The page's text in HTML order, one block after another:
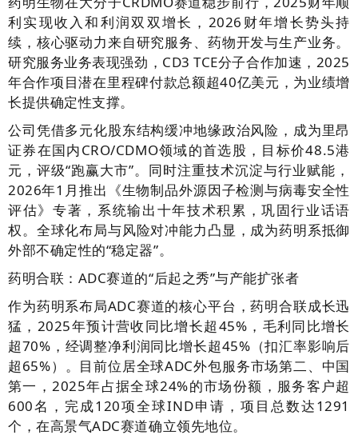
利实现收入和利润双双增长，2026财年增长势头持
续，核心驱动力来自研究服务、药物开发与生产业务。
研究服务业务表现强劲，CD3 TCE分子合作加速，2025
年合作项目潜在里程碑付款总额超40亿美元，为业绩增
长提供确定性支撑。
公司凭借多元化股东结构缓冲地缘政治风险，成为里昂
证券在国内CRO/CDMO领域的首选股，目标价48.5港
元，评级“跑赢大市”。同时注重技术沉淀与行业赋能，
2026年1月推出《生物制品外源因子检测与病毒安全性
评估》专著，系统输出十年技术积累，巩固行业话语
权。全球化布局与风险对冲能力凸显，成为药明系抵御
外部不确定性的“稳定器”。
药明合联：ADC赛道的“后起之秀”与产能扩张者
作为药明系布局ADC赛道的核心平台，药明合联成长迅
猛，2025年预计营收同比增长超45%，毛利同比增长
超70%，经调整净利润同比增长超45%（扣汇率影响后
超65%）。目前位居全球ADC外包服务市场第二、中国
第一，2025年占据全球24%的市场份额，服务客户超
600名，完成120项全球IND申请，项目总数达1291
个，在高景气ADC赛道确立领先地位。